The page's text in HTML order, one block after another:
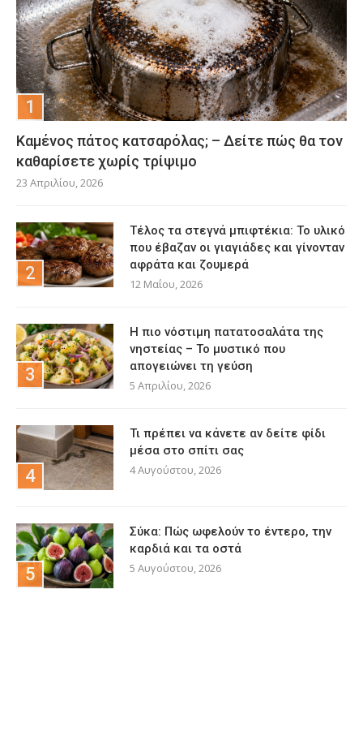
Καμένος πάτος κατσαρόλας; – Δείτε πώς θα τον
καθαρίσετε χωρίς τρίψιμο
23 Απριλίου, 2026
Τέλος τα στεγνά μπιφτέκια: Το υλικό
που έβαζαν οι γιαγιάδες και γίνονταν
αφράτα και ζουμερά
12 Μαΐου, 2026
Η πιο νόστιμη πατατοσαλάτα της
νηστείας – Το μυστικό που
απογειώνει τη γεύση
5 Απριλίου, 2026
Τι πρέπει να κάνετε αν δείτε φίδι
μέσα στο σπίτι σας
4 Αυγούστου, 2026
Σύκα: Πώς ωφελούν το έντερο, την
καρδιά και τα οστά
5 Αυγούστου, 2026